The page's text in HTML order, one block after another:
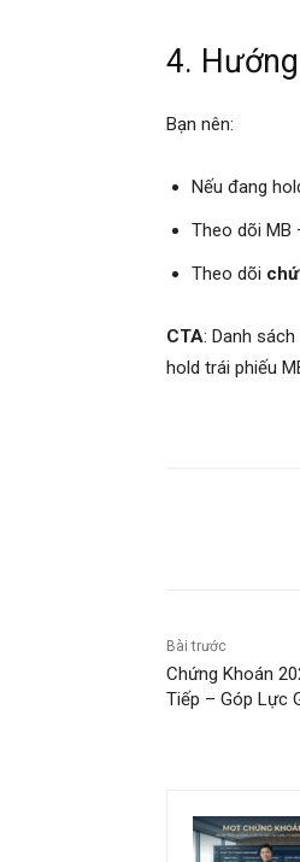
4.
Bạn nên:
Nếu đang
Theo dõi MB
Theo dõi
CTA: Danh
hold trái phiếu
Bài trước
Chứng Khoán
Tiếp – Góp Lực